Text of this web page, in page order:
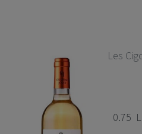
Les
0.75